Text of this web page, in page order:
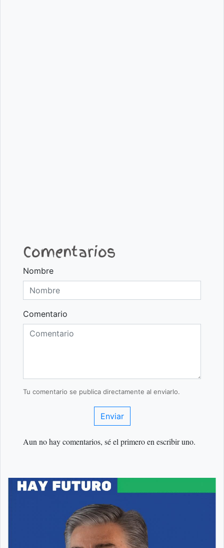
Comentarios
Nombre
Comentario
Tu comentario se publica directamente al enviarlo.
Enviar
Aun no hay comentarios, sé el primero en escribir uno.